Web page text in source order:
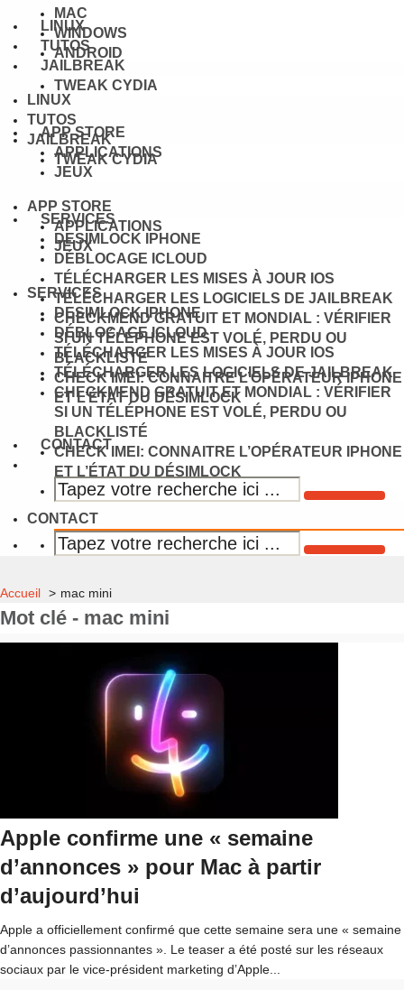
LINUX
TUTOS
JAILBREAK
TWEAK CYDIA
APP STORE
APPLICATIONS
JEUX
SERVICES
DESIMLOCK IPHONE
DÉBLOCAGE ICLOUD
TÉLÉCHARGER LES MISES À JOUR IOS
TÉLÉCHARGER LES LOGICIELS DE JAILBREAK
CHECKMEND GRATUIT ET MONDIAL : VÉRIFIER
SI UN TÉLÉPHONE EST VOLÉ, PERDU OU
BLACKLISTÉ
CHECK IMEI: CONNAITRE L’OPÉRATEUR IPHONE
ET L’ÉTAT DU DÉSIMLOCK
CONTACT
MAC
WINDOWS
ANDROID
LINUX
TUTOS
JAILBREAK
TWEAK CYDIA
APP STORE
APPLICATIONS
JEUX
SERVICES
DESIMLOCK IPHONE
DÉBLOCAGE ICLOUD
TÉLÉCHARGER LES MISES À JOUR IOS
TÉLÉCHARGER LES LOGICIELS DE JAILBREAK
CHECKMEND GRATUIT ET MONDIAL : VÉRIFIER
SI UN TÉLÉPHONE EST VOLÉ, PERDU OU
BLACKLISTÉ
CHECK IMEI: CONNAITRE L’OPÉRATEUR IPHONE
ET L’ÉTAT DU DÉSIMLOCK
CONTACT
Accueil mac mini
Mot clé - mac mini
Apple confirme une « semaine
d’annonces » pour Mac à partir
d’aujourd’hui
Apple a officiellement confirmé que cette semaine sera une « semaine
d’annonces passionnantes ». Le teaser a été posté sur les réseaux
sociaux par le vice-président marketing d’Apple...